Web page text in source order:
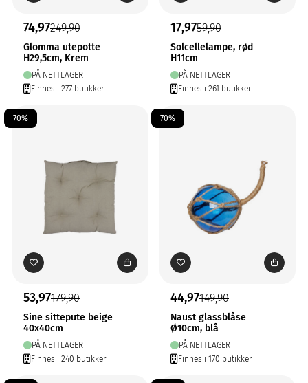
74,97249,90
Glomma utepotte
H29,5cm, Krem
PÅ NETTLAGER
Finnes i 277 butikker
17,9759,90
Solcellelampe, rød
H11cm
PÅ NETTLAGER
Finnes i 261 butikker
70%
53,97179,90
Sine sittepute beige
40x40cm
PÅ NETTLAGER
Finnes i 240 butikker
70%
44,97149,90
Naust glassblåse
Ø10cm, blå
PÅ NETTLAGER
Finnes i 170 butikker